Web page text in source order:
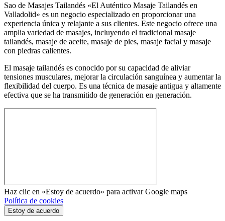
Sao de Masajes Tailandés «El Auténtico Masaje Tailandés en
Valladolid» es un negocio especializado en proporcionar una
experiencia única y relajante a sus clientes. Este negocio ofrece una
amplia variedad de masajes, incluyendo el tradicional masaje
tailandés, masaje de aceite, masaje de pies, masaje facial y masaje
con piedras calientes.
El masaje tailandés es conocido por su capacidad de aliviar
tensiones musculares, mejorar la circulación sanguínea y aumentar la
flexibilidad del cuerpo. Es una técnica de masaje antigua y altamente
efectiva que se ha transmitido de generación en generación.
Haz clic en «Estoy de acuerdo» para activar Google maps
Política de cookies
Estoy de acuerdo